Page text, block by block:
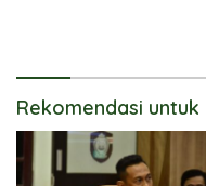
Rekomendasi untuk